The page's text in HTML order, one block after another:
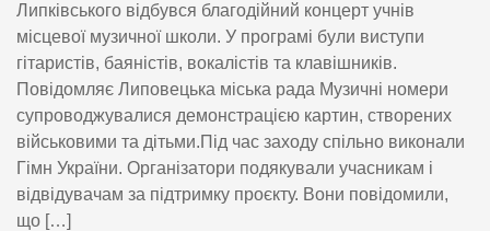
Липківського відбувся благодійний концерт учнів
місцевої музичної школи. У програмі були виступи
гітаристів, баяністів, вокалістів та клавішників.
Повідомляє Липовецька міська рада Музичні номери
супроводжувалися демонстрацією картин, створених
військовими та дітьми.Під час заходу спільно виконали
Гімн України. Організатори подякували учасникам і
відвідувачам за підтримку проєкту. Вони повідомили,
що […]